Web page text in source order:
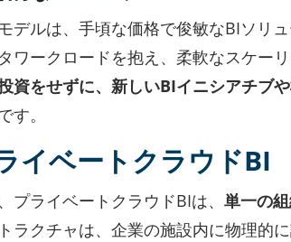
デルは、手頃な価格で俊敏なBIソリ
ワークロードを抱え、柔軟なスケー
資をせずに、新しいBIイニシアチブ
す。
イベートクラウドBI
プライベートクラウドBIは、 単一の
ラクチャは、企業の施設内に物理的